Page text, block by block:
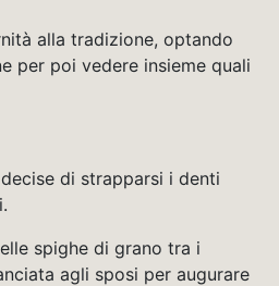
alla tradizione, optando
per poi vedere insieme quali
di strapparsi i denti
spighe di grano tra i
agli sposi per augurare